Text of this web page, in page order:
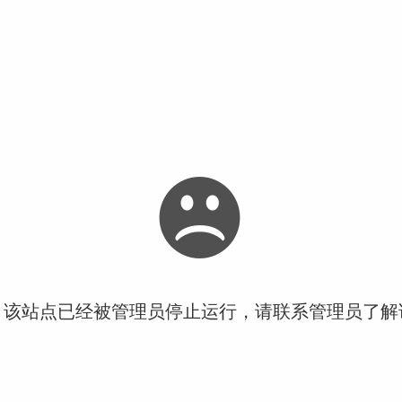
站点已经被管理员停止运行，请联系管理员了